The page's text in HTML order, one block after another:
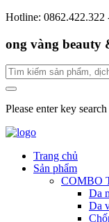
Hotline: 0862.422.322
ong vàng beauty
Please enter key
Trang chủ
Sản phẩm
COMBO
Da
Da